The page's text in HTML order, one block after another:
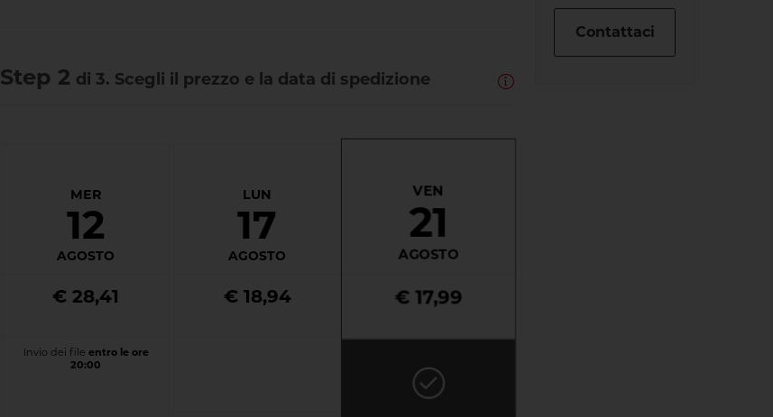
Step 2 di 3. Scegli il prezzo e la data di spedizione
MER
12
AGOSTO
€ 28,41
Invio dei file entro le ore
20:00
LUN
17
AGOSTO
€ 18,94
VEN
21
AGOSTO
€ 17,99
Contattaci